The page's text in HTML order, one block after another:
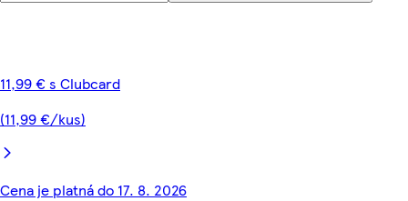
11,99 € s Clubcard
(11,99 €/kus)
Cena je platná do 17. 8. 2026